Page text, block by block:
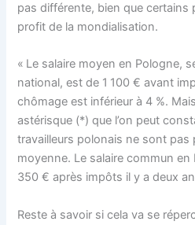
pas différente, bien que certains
profit de la mondialisation.
« Le salaire moyen en Pologne,
national, est de 1 100 € avant
chômage est inférieur à 4 %.
astérisque (*) que l’on peut
travailleurs polonais ne sont pas
moyenne. Le salaire commun en
350 € après impôts il y a deux
Reste à savoir si cela va se